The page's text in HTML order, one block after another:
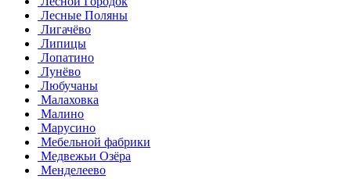
Лесные Поляны
Лигачёво
Липицы
Лопатино
Лунёво
Любучаны
Малаховка
Малино
Марусино
Мебельной фабрики
Медвежьи Озёра
Менделеево